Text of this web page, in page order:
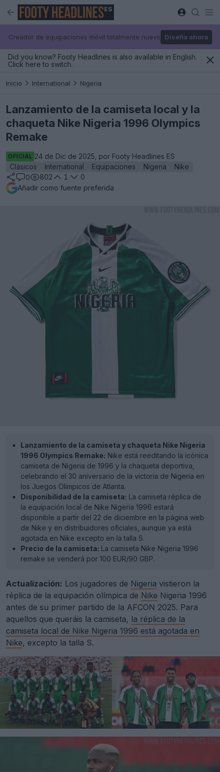
ES
Creador de equipaciones móvil totalmente nuevo Diseña ahora
Did you know? Footy Headlines is also available in English.
Click here to switch.
Inicio International Nigeria
Lanzamiento de la camiseta local y la
chaqueta Nike Nigeria 1996 Olympics
Remake
OFICIAL 24 de Dic de 2025, por Footy Headlines ES
Clásicos
International Equipaciones Nigeria
Nike
0
802 1
0
Añadir como fuente preferida
Lanzamiento de la camiseta y chaqueta Nike Nigeria
1996 Olympics Remake: Nike está reeditando la icónica
camiseta de Nigeria de 1996 y la chaqueta deportiva,
celebrando el 30 aniversario de la victoria de Nigeria en
los Juegos Olímpicos de Atlanta.
Disponibilidad de la camiseta: La camiseta réplica de
la equipación local de Nike Nigeria 1996 estará
disponible a partir del 22 de diciembre en la página web
de Nike y en distribuidores oficiales, aunque ya está
agotada en Nike excepto en la talla S.
Precio de la camiseta: La camiseta Nike Nigeria 1996
remake se venderá por 100 EUR/90 GBP.
Actualización: Los jugadores de Nigeria vistieron la
réplica de la equipación olímpica de Nike Nigeria 1996
antes de su primer partido de la AFCON 2025. Para
aquellos que queráis la camiseta, la réplica de la
camiseta local de Nike Nigeria 1996 está agotada en
Nike, excepto la talla S.